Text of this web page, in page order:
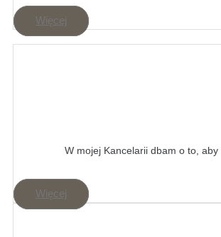
Więcej
W mojej Kancelarii dbam o to,
Więcej